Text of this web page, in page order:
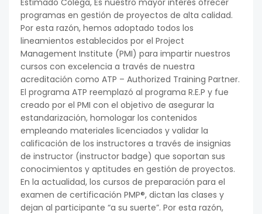
Estimado Colega, Es nuestro mayor interés ofrecer
programas en gestión de proyectos de alta calidad.
Por esta razón, hemos adoptado todos los
lineamientos establecidos por el Project
Management Institute (PMI) para impartir nuestros
cursos con excelencia a través de nuestra
acreditación como ATP – Authorized Training Partner.
El programa ATP reemplazó al programa R.E.P y fue
creado por el PMI con el objetivo de asegurar la
estandarización, homologar los contenidos
empleando materiales licenciados y validar la
calificación de los instructores a través de insignias
de instructor (instructor badge) que soportan sus
conocimientos y aptitudes en gestión de proyectos.
En la actualidad, los cursos de preparación para el
examen de certificación PMP®, dictan las clases y
dejan al participante “a su suerte”. Por esta razón,